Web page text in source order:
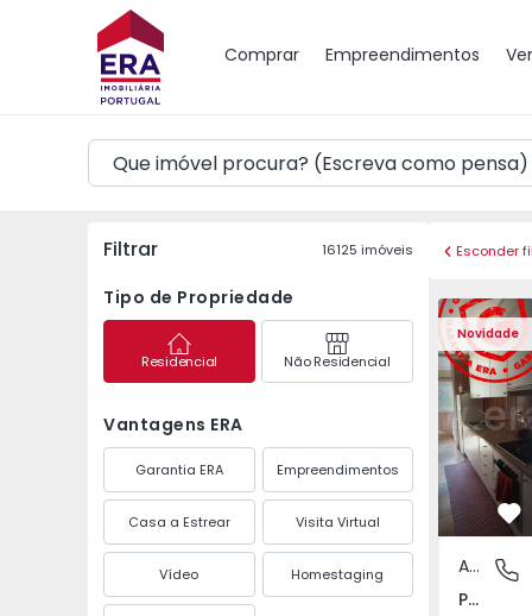
Comprar Empreendimentos
Mapa
Filtrar 16125 imóveis
Tipo de Propriedade
Residencial Não Residencial
Vantagens ERA
Garantia ERA Empreendimentos
Casa a Estrear Visita Virtual
Vídeo Homestaging
Esconder
Novidade
Apartamento T3
Apartamento
Pedrouços, Porto